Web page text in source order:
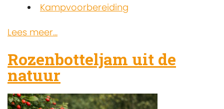
Kampvoorbereiding
Lees meer...
Rozenbotteljam uit de
natuur